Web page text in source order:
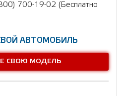
700-19-02 (Бесплатно
АВТОМОБИЛЬ
СВОЮ МОДЕЛЬ